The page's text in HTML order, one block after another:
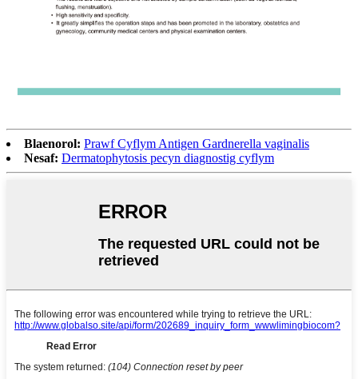
Blaenorol: Prawf Cyflym Antigen Gardnerella vaginalis
Nesaf: Dermatophytosis pecyn diagnostig cyflym